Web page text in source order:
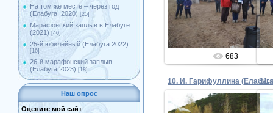
На том же месте – через год
(Елабуга, 2020) [25]
Марафонский заплыв в Елабуге
(2021) [40]
25-й юбилейный (Елабуга 2022)
[16]
26-й марафонский заплыв
(Елабуга 2023) [18]
Наш опрос
Оцените мой сайт
Admin
683
11.